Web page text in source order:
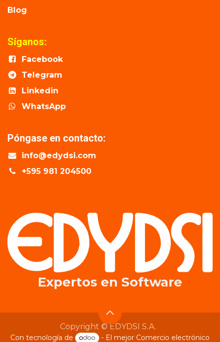
Blog
Síganos:
Facebook
Telegram
Linkedin
WhatsApp
Póngase en contacto:
info@edydsi.com
+595 981 204500
Expertos en​ Software
Copyright © EDYDSI S.A.
Con tecnología de - El mejor Comercio electrónico